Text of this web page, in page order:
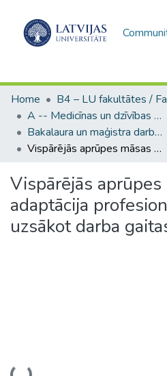
Home
A -- Medicīnas un dzīvības zinātņu fakultāte / Faculty of Medicine and Life Sciences
Bakalaura un maģistra darbi (MDZF) / Bachelor's and Master's theses
Vispārējās aprūpes māsas adaptācija profesionālajā vidē, uzsākot darba gaitas
Vispārējās aprūpes
adaptācija
uzsākot darba